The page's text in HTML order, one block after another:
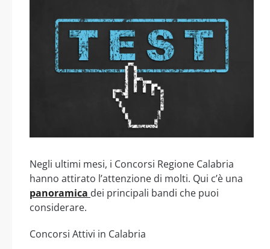
Negli ultimi mesi, i Concorsi Regione Calabria
hanno attirato l’attenzione di molti. Qui c’è una
panoramica dei principali bandi che puoi
considerare.
Concorsi Attivi in Calabria